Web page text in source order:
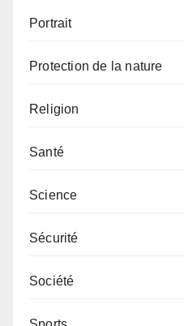
Portrait
Protection de la nature
Religion
Santé
Science
Sécurité
Société